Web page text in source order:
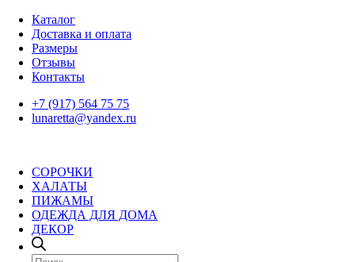
Skip
content
Каталог
Доставка и оплата
Размеры
Отзывы
Контакты
+7 (917) 564 75 75
lunaretta@yandex.ru
СОРОЧКИ
ХАЛАТЫ
ПИЖАМЫ
ОДЕЖДА ДЛЯ ДОМА
ДЕКОР